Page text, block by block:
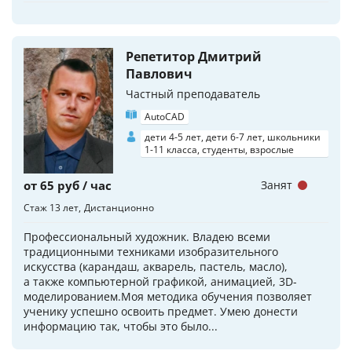
Репетитор Дмитрий
Павлович
Частный преподаватель
AutoCAD
дети 4-5 лет, дети 6-7 лет, школьники
1-11 класса, студенты, взрослые
от 65 руб / час
Стаж 13 лет Дистанционно
Профессиональный художник. Владею всеми
традиционными техниками изобразительного
искусства (карандаш, акварель, пастель, масло),
а также компьютерной графикой, анимацией, 3D-
моделированием.Моя методика обучения позволяет
ученику успешно освоить предмет. Умею донести
информацию так, чтобы это было...
Занят